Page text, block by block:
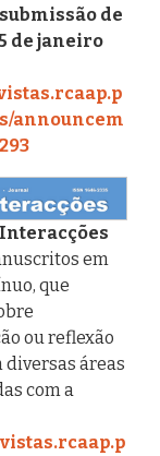
de
de janeiro
announcem
em
que
ou reflexão
diversas áreas
com a